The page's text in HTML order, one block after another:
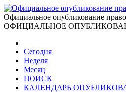
Официальное опубликование
ОФИЦИАЛЬНОЕ
Сегодня
Неделя
Месяц
ПОИСК
КАЛЕНДАРЬ